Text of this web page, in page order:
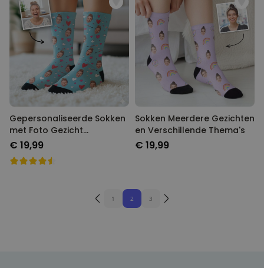
Gepersonaliseerde Sokken
met Foto Gezicht
Romantisch
€ 19,99
Sokken Meerdere Gezichten
en Verschillende Thema's
€ 19,99
1 2 3